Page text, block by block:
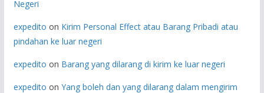
Negeri
expedito on Kirim Personal Effect atau Barang Pribadi atau
pindahan ke luar negeri
expedito on Barang yang dilarang di kirim ke luar negeri
expedito on Yang boleh dan yang dilarang dalam mengirim